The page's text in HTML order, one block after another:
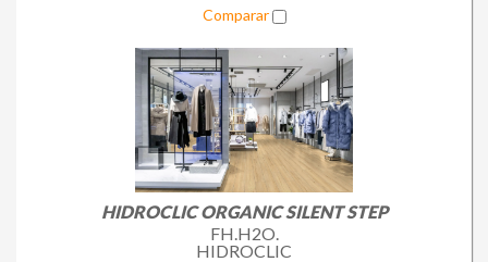
Comparar
HIDROCLIC ORGANIC SILENT STEP
FH.H2O.
HIDROCLIC